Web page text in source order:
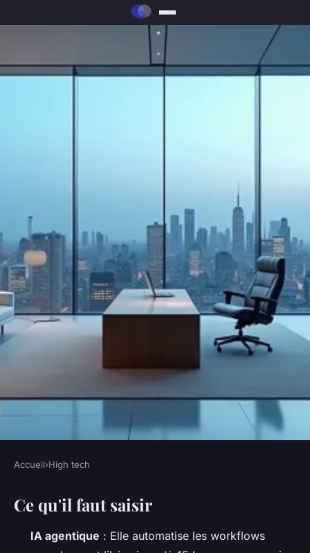
HIGH TECH
Optimiser l'efficacité grâce à
l'intelligence artificielle
Accueil›High tech
Ce qu'il faut saisir
IA agentique : Elle automatise les workflows